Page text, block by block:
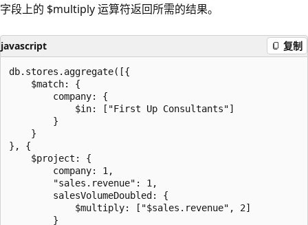
字段上的 $multiply 运算符返回所需的结果。
javascript 复制
db.stores.aggregate([{
    $match: {
        company: {
            $in: ["First Up Consultants"]
        }
    }
}, {
    $project: {
        company: 1,
        "sales.revenue": 1,
        salesVolumeDoubled: {
            $multiply: ["$sales.revenue", 2]
        }